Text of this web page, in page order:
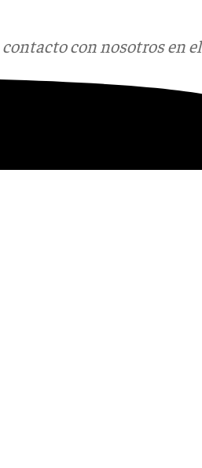
contacto con nosotros en el